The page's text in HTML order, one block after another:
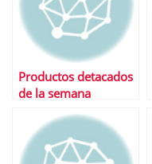
Productos detacados
de la semana